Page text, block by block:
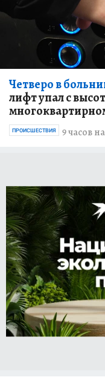
Четверо в
лифт упал с
9 часов
ПРОИСШЕСТВИЯ